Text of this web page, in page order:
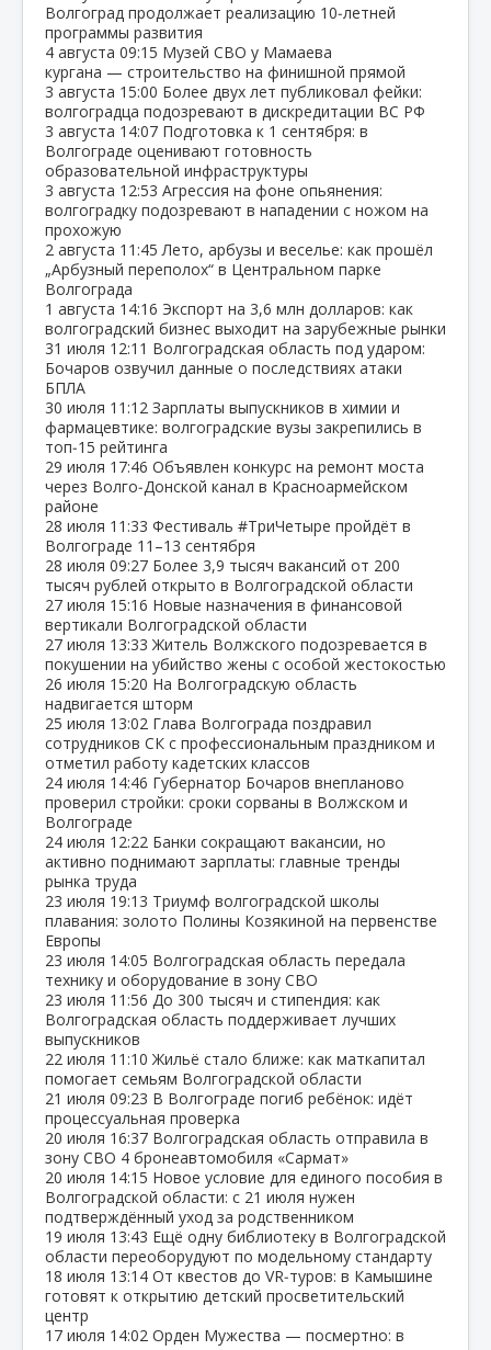
Волгоград продолжает реализацию 10‑летней
программы развития
4 августа 09:15 Музей СВО у Мамаева
кургана — строительство на финишной прямой
3 августа 15:00 Более двух лет публиковал фейки:
волгоградца подозревают в дискредитации ВС РФ
3 августа 14:07 Подготовка к 1 сентября: в
Волгограде оценивают готовность
образовательной инфраструктуры
3 августа 12:53 Агрессия на фоне опьянения:
волгоградку подозревают в нападении с ножом на
прохожую
2 августа 11:45 Лето, арбузы и веселье: как прошёл
„Арбузный переполох“ в Центральном парке
Волгограда
1 августа 14:16 Экспорт на 3,6 млн долларов: как
волгоградский бизнес выходит на зарубежные рынки
31 июля 12:11 Волгоградская область под ударом:
Бочаров озвучил данные о последствиях атаки
БПЛА
30 июля 11:12 Зарплаты выпускников в химии и
фармацевтике: волгоградские вузы закрепились в
топ‑15 рейтинга
29 июля 17:46 Объявлен конкурс на ремонт моста
через Волго‑Донской канал в Красноармейском
районе
28 июля 11:33 Фестиваль #ТриЧетыре пройдёт в
Волгограде 11–13 сентября
28 июля 09:27 Более 3,9 тысяч вакансий от 200
тысяч рублей открыто в Волгоградской области
27 июля 15:16 Новые назначения в финансовой
вертикали Волгоградской области
27 июля 13:33 Житель Волжского подозревается в
покушении на убийство жены с особой жестокостью
26 июля 15:20 На Волгоградскую область
надвигается шторм
25 июля 13:02 Глава Волгограда поздравил
сотрудников СК с профессиональным праздником и
отметил работу кадетских классов
24 июля 14:46 Губернатор Бочаров внепланово
проверил стройки: сроки сорваны в Волжском и
Волгограде
24 июля 12:22 Банки сокращают вакансии, но
активно поднимают зарплаты: главные тренды
рынка труда
23 июля 19:13 Триумф волгоградской школы
плавания: золото Полины Козякиной на первенстве
Европы
23 июля 14:05 Волгоградская область передала
технику и оборудование в зону СВО
23 июля 11:56 До 300 тысяч и стипендия: как
Волгоградская область поддерживает лучших
выпускников
22 июля 11:10 Жильё стало ближе: как маткапитал
помогает семьям Волгоградской области
21 июля 09:23 В Волгограде погиб ребёнок: идёт
процессуальная проверка
20 июля 16:37 Волгоградская область отправила в
зону СВО 4 бронеавтомобиля «Сармат»
20 июля 14:15 Новое условие для единого пособия в
Волгоградской области: с 21 июля нужен
подтверждённый уход за родственником
19 июля 13:43 Ещё одну библиотеку в Волгоградской
области переоборудуют по модельному стандарту
18 июля 13:14 От квестов до VR‑туров: в Камышине
готовят к открытию детский просветительский
центр
17 июля 14:02 Орден Мужества — посмертно: в